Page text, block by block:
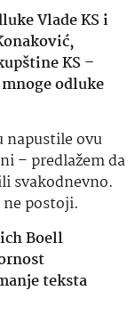
Vlade KS i
KS –
odluke
napustile ovu
– predlažem da
svakodnevno.
ne postoji.
Boell
teksta